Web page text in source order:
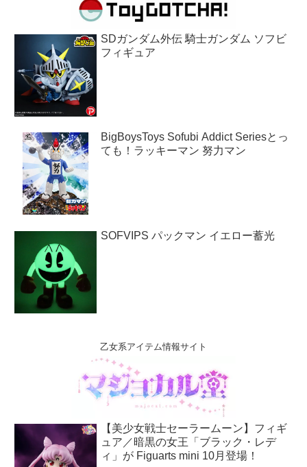
SDガンダム外伝 騎士ガンダム ソフビ
フィギュア
BigBoysToys Sofubi Addict Seriesとっ
ても！ラッキーマン 努力マン
SOFVIPS パックマン イエロー蓄光
乙女系アイテム情報サイト
【美少女戦士セーラームーン】フィギ
ュア／暗黒の女王「ブラック・レデ
ィ」が Figuarts mini 10月登場！